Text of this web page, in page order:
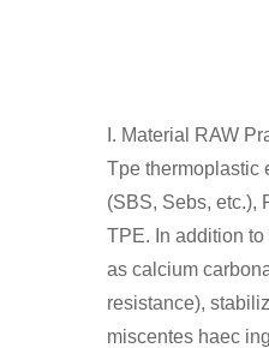
I. Material RAW
Tpe thermoplastic
(SBS, Sebs, etc.),
TPE. In addition
as calcium
resistance),
miscentes haec